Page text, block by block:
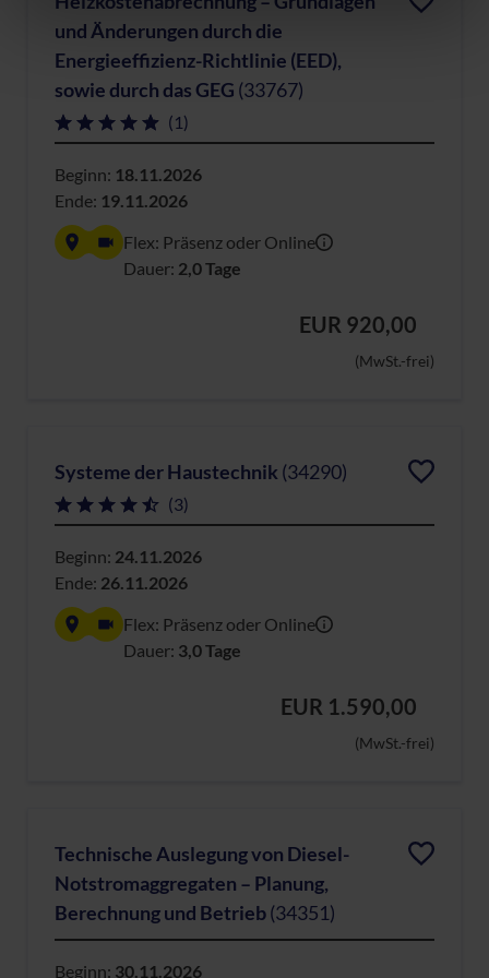
Datenschutzerklärung|Impressum
und Änderungen durch die
Energieeffizienz-Richtlinie (EED),
sowie durch das GEG (33767)
(1)
Beginn: 18.11.2026
Ende: 19.11.2026
Flex: Präsenz oder Online
Dauer: 2,0 Tage
EUR 920,00
(MwSt.-frei)
Systeme der Haustechnik (34290)
(3)
Beginn: 24.11.2026
Ende: 26.11.2026
Flex: Präsenz oder Online
Dauer: 3,0 Tage
EUR 1.590,00
(MwSt.-frei)
Technische Auslegung von Diesel-
Notstromaggregaten – Planung,
Berechnung und Betrieb(34351)
Beginn: 30.11.2026